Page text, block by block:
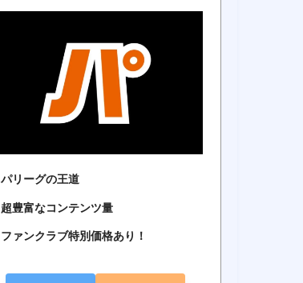
パリーグの王道
超豊富なコンテンツ量
ファンクラブ特別価格あり！